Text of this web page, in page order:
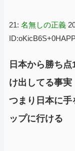
21: 名無しの正義
日本から勝ち
け出してる事実
つまり日本に手
ップに行ける